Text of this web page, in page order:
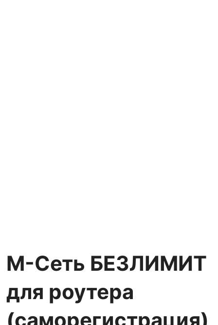
М-Сеть БЕЗЛИМИТ
для роутера
(саморегистрация)